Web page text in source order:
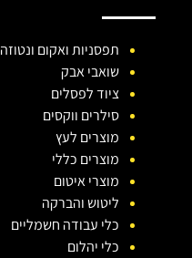
תפסניות ואקום ונטוזה
שואבי אבק
ציוד לפסלים
סילרים ווקסים
מוצרים לעץ
מוצרים כללי
מוצרי איטום
ליטוש והברקה
כלי עבודה חשמליים
כלי יהלום